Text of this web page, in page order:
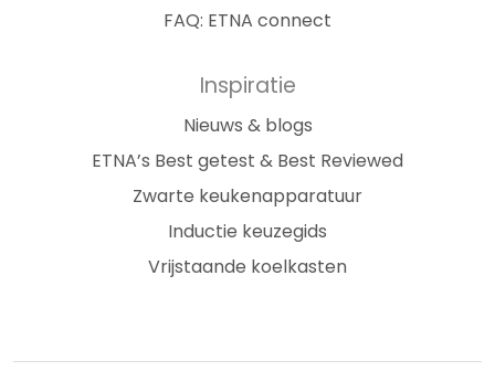
FAQ: ETNA connect
Inspiratie
Nieuws & blogs
ETNA’s Best getest & Best Reviewed
Zwarte keukenapparatuur
Inductie keuzegids
Vrijstaande koelkasten